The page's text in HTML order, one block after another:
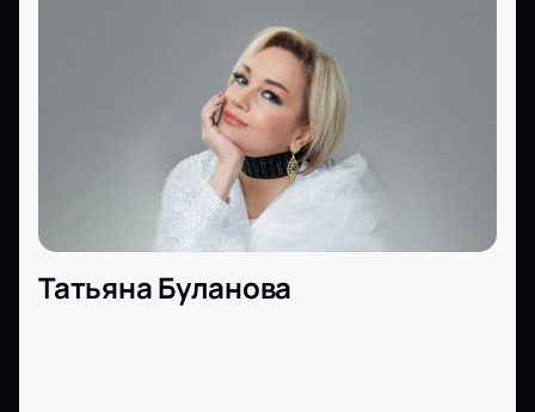
Татьяна Буланова